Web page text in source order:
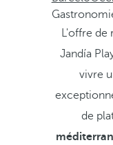
L'offre de
Jandía
vivre
de